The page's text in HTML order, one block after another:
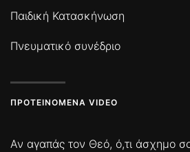
Παιδική Κατασκήνωση
Πνευματικό συνέδριο
ΠΡΟΤΕΙΝΌΜΕΝΑ VIDEO
Αν αγαπάς τον Θεό, ό,τι άσχημο